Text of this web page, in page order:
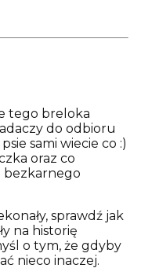
tego breloka
do odbioru
sami wiecie co :)
oraz co
bezkarnego
sprawdź jak
na historię
o tym, że gdyby
nieco inaczej.